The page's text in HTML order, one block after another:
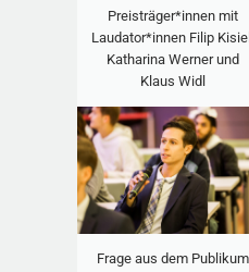
Preisträger*innen mit
Laudator*innen Filip Kisiel,
Katharina Werner und
Klaus Widl
Frage aus dem Publikum